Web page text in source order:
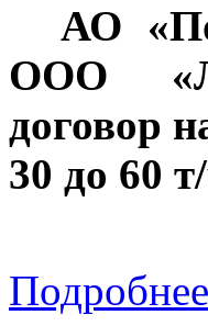
АО
ООО
договор
30 до 60